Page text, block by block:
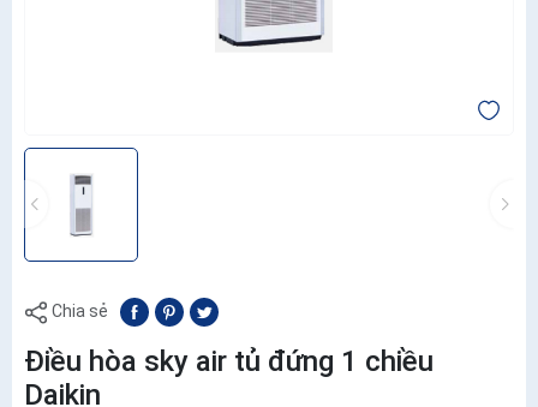
Chia sẻ
Điều hòa sky air tủ đứng 1 chiều
Daikin